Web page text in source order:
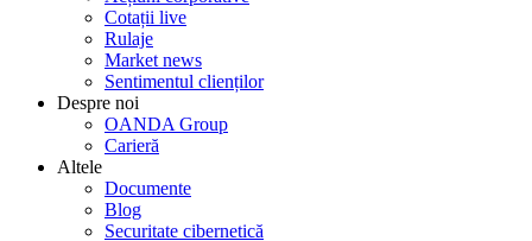
Cotații live
Rulaje
Market news
Sentimentul clienților
Despre noi
OANDA Group
Carieră
Altele
Documente
Blog
Securitate cibernetică